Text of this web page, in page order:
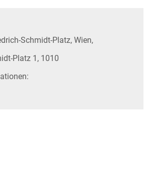
Schmidt-Platz, Wien,
Platz 1, 1010